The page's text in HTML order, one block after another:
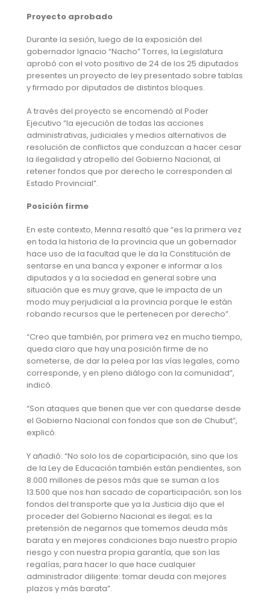
Proyecto aprobado
Durante la sesión, luego de la exposición del
gobernador Ignacio “Nacho” Torres, la Legislatura
aprobó con el voto positivo de 24 de los 25 diputados
presentes un proyecto de ley presentado sobre tablas
y firmado por diputados de distintos bloques.
A través del proyecto se encomendó al Poder
Ejecutivo “la ejecución de todas las acciones
administrativas, judiciales y medios alternativos de
resolución de conflictos que conduzcan a hacer cesar
la ilegalidad y atropello del Gobierno Nacional, al
retener fondos que por derecho le corresponden al
Estado Provincial”.
Posición firme
En este contexto, Menna resaltó que “es la primera vez
en toda la historia de la provincia que un gobernador
hace uso de la facultad que le da la Constitución de
sentarse en una banca y exponer e informar a los
diputados y a la sociedad en general sobre una
situación que es muy grave, que le impacta de un
modo muy perjudicial a la provincia porque le están
robando recursos que le pertenecen por derecho”.
“Creo que también, por primera vez en mucho tiempo,
queda claro que hay una posición firme de no
someterse, de dar la pelea por las vías legales, como
corresponde, y en pleno diálogo con la comunidad”,
indicó.
“Son ataques que tienen que ver con quedarse desde
el Gobierno Nacional con fondos que son de Chubut”,
explicó.
Y añadió: “No solo los de coparticipación, sino que los
de la Ley de Educación también están pendientes, son
8.000 millones de pesos más que se suman a los
13.500 que nos han sacado de coparticipación; son los
fondos del transporte que ya la Justicia dijo que el
proceder del Gobierno Nacional es ilegal; es la
pretensión de negarnos que tomemos deuda más
barata y en mejores condiciones bajo nuestro propio
riesgo y con nuestra propia garantía, que son las
regalías, para hacer lo que hace cualquier
administrador diligente: tomar deuda con mejores
plazos y más barata”.